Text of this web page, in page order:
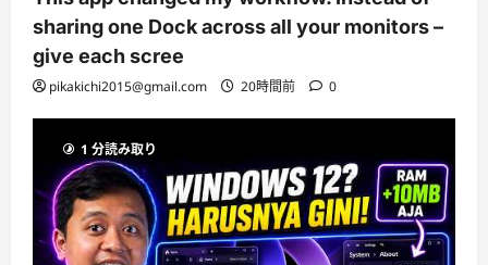
sharing one Dock across all your monitors –
give each scree
pikakichi2015@gmail.com 20時間前 0
1 分読み取り